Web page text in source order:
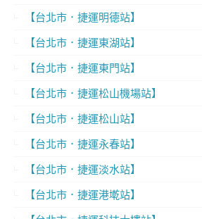
【台北市．捷運明德站】
【台北市．捷運東湖站】
【台北市．捷運東門站】
【台北市．捷運松山機場站】
【台北市．捷運松山站】
【台北市．捷運永春站】
【台北市．捷運淡水站】
【台北市．捷運港墘站】